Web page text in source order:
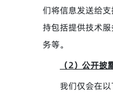
们将信息发送给
持包括提供技术
务等。
（2）公开披
我们仅会在